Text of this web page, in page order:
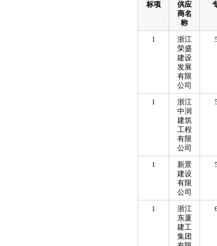
标项
供应
商名
称
1
浙江
荣盛
建设
发展
有限
公司
1
浙江
中润
建筑
工程
有限
公司
1
新景
建设
有限
公司
1
浙江
东厦
建工
集团